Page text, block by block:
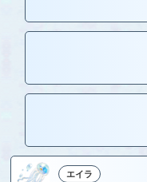
エイラ